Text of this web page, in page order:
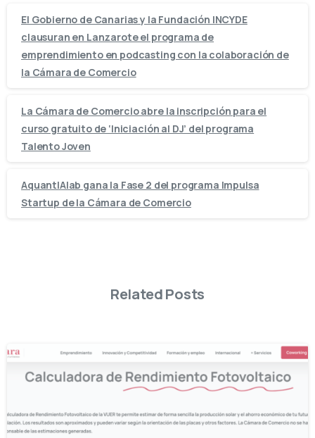
El Gobierno de Canarias y la Fundación INCYDE
clausuran en Lanzarote el programa de
emprendimiento en podcasting con la colaboración de
la Cámara de Comercio
La Cámara de Comercio abre la inscripción para el
curso gratuito de ‘Iniciación al DJ’ del programa
Talento Joven
AquantIAlab gana la Fase 2 del programa Impulsa
Startup de la Cámara de Comercio
Related Posts